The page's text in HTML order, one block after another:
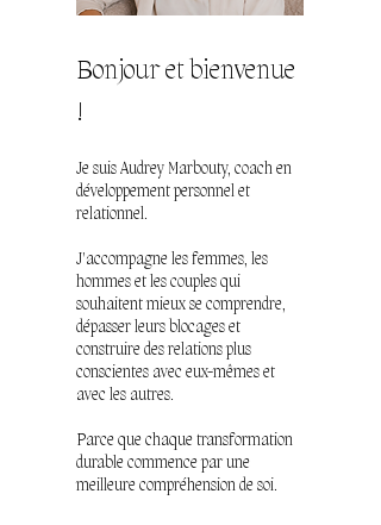
Bonjour et bienvenue
!
Je suis Audrey Marbouty, coach en
développement personnel et
relationnel.
J'accompagne les femmes, les
hommes et les couples qui
souhaitent mieux se comprendre,
dépasser leurs blocages et
construire des relations plus
conscientes avec eux-mêmes et
avec les autres.
Parce que chaque transformation
durable commence par une
meilleure compréhension de soi.